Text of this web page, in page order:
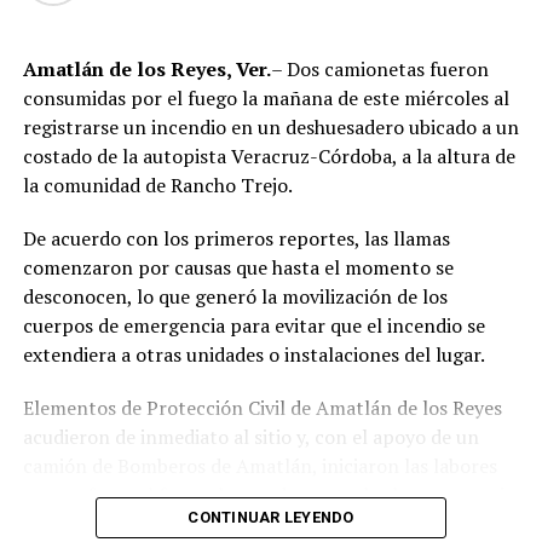
Amatlán de los Reyes, Ver.– Dos camionetas fueron
consumidas por el fuego la mañana de este miércoles al
registrarse un incendio en un deshuesadero ubicado a un
costado de la autopista Veracruz-Córdoba, a la altura de
la comunidad de Rancho Trejo.
De acuerdo con los primeros reportes, las llamas
comenzaron por causas que hasta el momento se
desconocen, lo que generó la movilización de los
cuerpos de emergencia para evitar que el incendio se
extendiera a otras unidades o instalaciones del lugar.
Elementos de Protección Civil de Amatlán de los Reyes
acudieron de inmediato al sitio y, con el apoyo de un
para sofocar el fuego, logrando controlar la emergencia
tras varios minutos de trabajo.
CONTINUAR LEYENDO